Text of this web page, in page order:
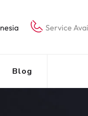
Service
Blog